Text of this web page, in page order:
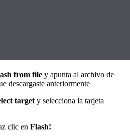
from file y apunta al archivo de
descargaste anteriormente
target y selecciona la tarjeta
clic en Flash!